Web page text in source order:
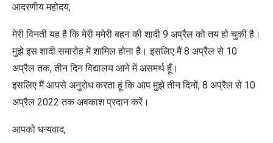
आदरणीय महोदय,
मेरी विनती यह है कि मेरी ममेरी बहन की शादी 9 अप्रैल को तय हो चुकी है।
मुझे इस शादी समारोह में शामिल होना है। इसलिए मैं 8 अप्रैल से 10
अप्रैल तक, तीन दिन विद्यालय आने में असमर्थ हूँ।
इसलिए मैं आपसे अनुरोध करता हूं कि आप मुझे तीन दिनों, 8 अप्रैल से 10
अप्रैल 2022 तक अवकाश प्रदान करें।
आपको धन्यवाद,